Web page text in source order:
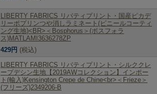
LIBERTY FABRICS リバティプリント・国産ピカデ
リーポプリンつや消しラミネート(ビニールコーティ
ング生地)<BR>＜Bosphorus＞(ボスフォラ
ス)MATLAMI3636278ZP
429円 (税込)
LIBERTY FABRICS リバティプリント・シルククレ
ープデシン生地【2019AWコレクション】インポー
ト(輸入)Kensington Crepe de Chine<br>＜Frieze＞
(フリーズ)2349206-B